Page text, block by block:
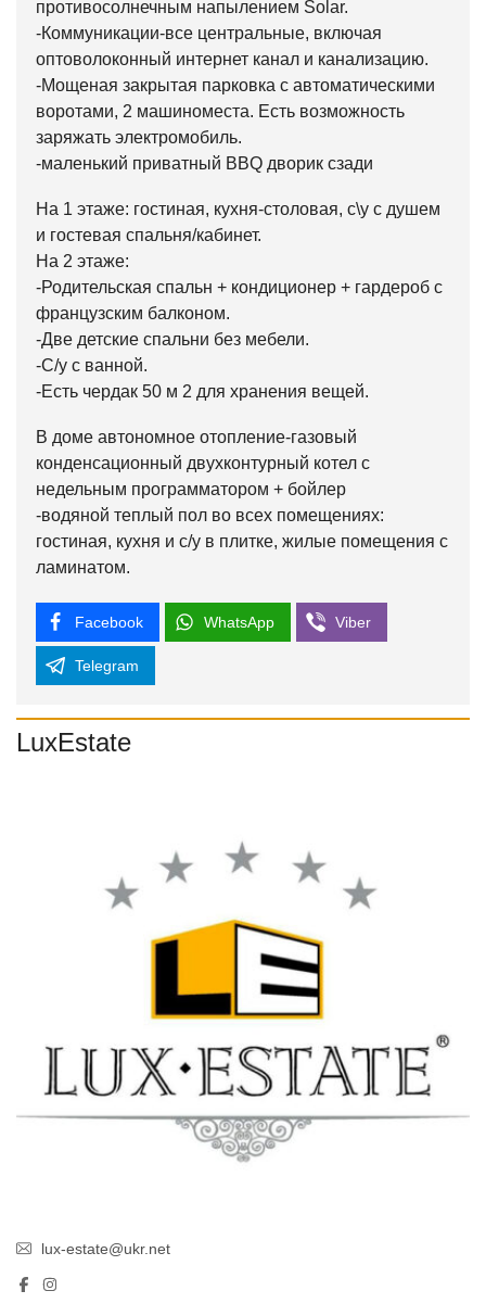
противосолнечным напылением Solar.
-Коммуникации-все центральные, включая
оптоволоконный интернет канал и канализацию.
-Мощеная закрытая парковка с автоматическими
воротами, 2 машиноместа. Есть возможность
заряжать электромобиль.
-маленький приватный BBQ дворик сзади
На 1 этаже: гостиная, кухня-столовая, с\у с душем
и гостевая спальня/кабинет.
На 2 этаже:
-Родительская спальн + кондиционер + гардероб с
французским балконом.
-Две детские спальни без мебели.
-С/у с ванной.
-Есть чердак 50 м 2 для хранения вещей.
В доме автономное отопление-газовый
конденсационный двухконтурный котел с
недельным программатором + бойлер
-водяной теплый пол во всех помещениях:
гостиная, кухня и с/у в плитке, жилые помещения с
ламинатом.
Facebook WhatsApp Viber
Telegram
LuxEstate
lux-estate@ukr.net